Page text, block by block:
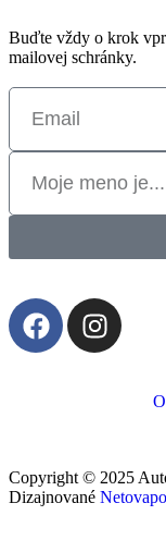
Buďte vždy o krok
mailovej schránky.
Copyright © 2025
Dizajnované